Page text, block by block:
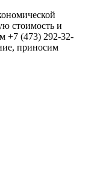
стоимость и
+7 (473) 292-32-
приносим